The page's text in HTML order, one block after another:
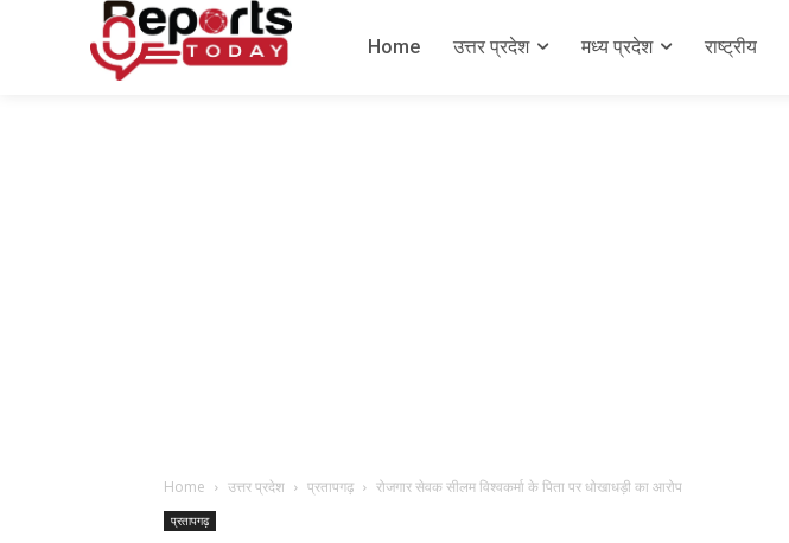
Home उत्तर प्रदेश मध्य प्रदेश राष्ट्रीय
Home उत्तर प्रदेश प्रतापगढ़ रोजगार सेवक सीलम विश्वकर्मा के पिता पर धोखाधड़ी का आरोप
प्रतापगढ़